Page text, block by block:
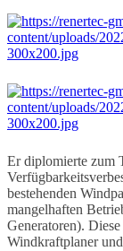
Er diplomierte zum
bestehenden
mangelhaften
Generatoren).
Windkraftplaner